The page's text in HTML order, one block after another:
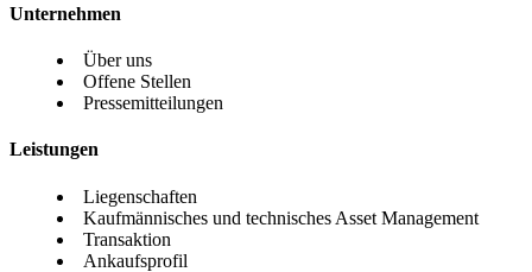
Unternehmen
Über uns
Offene Stellen
Pressemitteilungen
Leistungen
Liegenschaften
Kaufmännisches und technisches Asset Management
Transaktion
Ankaufsprofil